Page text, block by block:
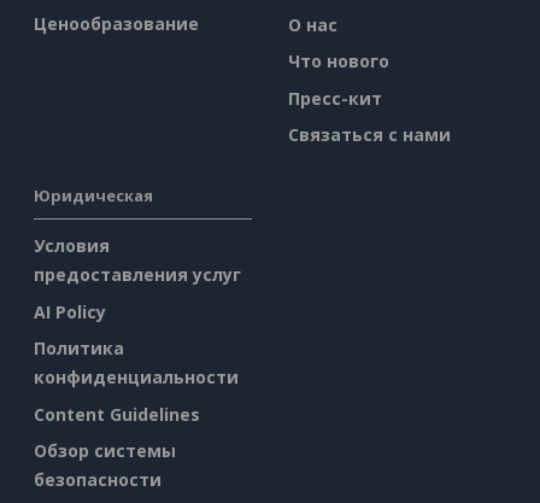
Ценообразование
О нас
Что нового
Пресс-кит
Связаться с нами
Юридическая
Условия
предоставления услуг
AI Policy
Политика
конфиденциальности
Content Guidelines
Обзор системы
безопасности